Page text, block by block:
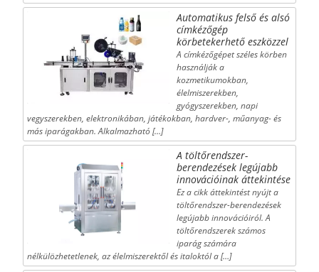
Automatikus felső és alsó
címkézőgép
körbetekerhető eszközzel
A címkézőgépet széles körben
használják a
kozmetikumokban,
élelmiszerekben,
gyógyszerekben, napi
vegyszerekben, elektronikában, játékokban, hardver-, műanyag- és
más iparágakban. Alkalmazható […]
A töltőrendszer-
berendezések legújabb
innovációinak áttekintése
Ez a cikk áttekintést nyújt a
töltőrendszer-berendezések
legújabb innovációiról. A
töltőrendszerek számos
iparág számára
nélkülözhetetlenek, az élelmiszerektől és italoktól a […]